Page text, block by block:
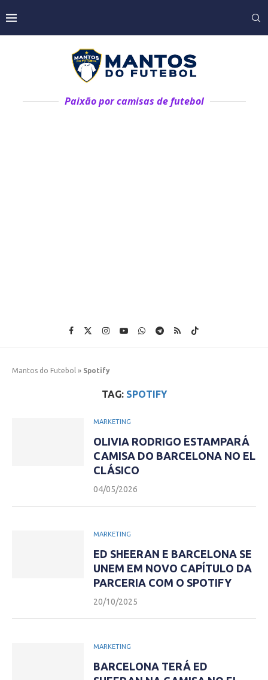
Paixão por camisas de futebol
Mantos do Futebol » Spotify
TAG: SPOTIFY
MARKETING
OLIVIA RODRIGO ESTAMPARÁ
CAMISA DO BARCELONA NO EL
CLÁSICO
04/05/2026
MARKETING
ED SHEERAN E BARCELONA SE
UNEM EM NOVO CAPÍTULO DA
PARCERIA COM O SPOTIFY
20/10/2025
MARKETING
BARCELONA TERÁ ED